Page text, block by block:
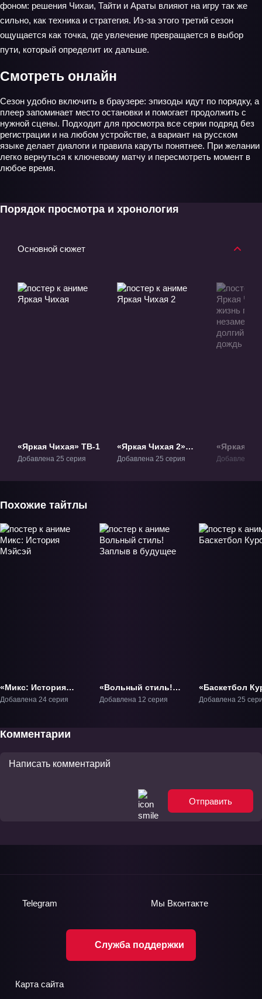
фоном: решения Чихаи, Тайти и Араты влияют на игру так же
сильно, как техника и стратегия. Из-за этого третий сезон
ощущается как точка, где увлечение превращается в выбор
пути, который определит их дальше.
Смотреть онлайн
Сезон удобно включить в браузере: эпизоды идут по порядку, а
плеер запоминает место остановки и помогает продолжить с
нужной сцены. Подходит для просмотра все серии подряд без
регистрации и на любом устройстве, а вариант на русском
языке делает диалоги и правила каруты понятнее. При желании
легко вернуться к ключевому матчу и пересмотреть момент в
любое время.
Порядок просмотра и хронология
Основной сюжет
«Яркая Чихая» ТВ-1
Добавлена 25 серия
«Яркая Чихая 2»
ТВ-2
Добавлена 25 серия
«Яркая
жизнь
Добавлена 1
Похожие тайтлы
«Микс: История
Мэйсэй» ТВ-1
Добавлена 24 серия
«Вольный стиль!
Заплыв в будущее»
Добавлена 12 серия
«Баскетбол
ТВ-1
Добавлена 25
Комментарии
Отправить
Служба поддержки
Telegram Мы Вконтакте
Карта сайта